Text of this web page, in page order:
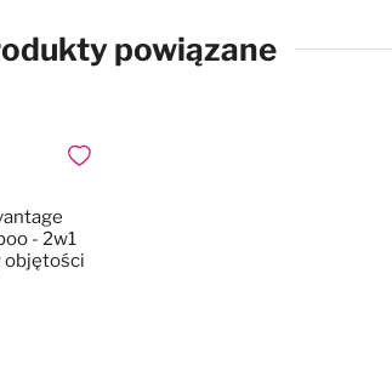
powiązane
- 2w1
objętości
Dodaj do ulubionych